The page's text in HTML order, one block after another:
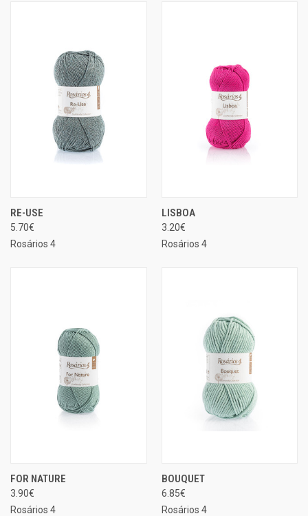
RE-USE
5.70€
Rosários 4
LISBOA
3.20€
Rosários 4
FOR NATURE
3.90€
Rosários 4
BOUQUET
6.85€
Rosários 4